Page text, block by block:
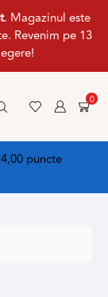
. Magazinul este
Revenim pe 13
0
puncte